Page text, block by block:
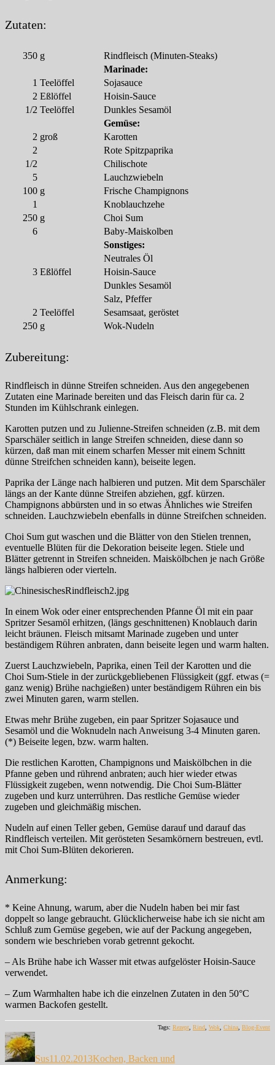
Zutaten:
350 g
Rindfleisch (Minuten-Steaks)
Marinade:
1 Teelöffel
Sojasauce
2 Eßlöffel
Hoisin-Sauce
1/2 Teelöffel
Dunkles Sesamöl
Gemüse:
2 groß
Karotten
2
Rote Spitzpaprika
1/2
Chilischote
5
Lauchzwiebeln
100 g
Frische Champignons
1
Knoblauchzehe
250 g
Choi Sum
6
Baby-Maiskolben
Sonstiges:
Neutrales Öl
3 Eßlöffel
Hoisin-Sauce
Dunkles Sesamöl
Salz, Pfeffer
2 Teelöffel
Sesamsaat, geröstet
250 g Wok-Nudeln
Zubereitung:
Rindfleisch in dünne Streifen schneiden. Aus den angegebenen
Zutaten eine Marinade bereiten und das Fleisch darin für ca. 2
Stunden im Kühlschrank einlegen.
Karotten putzen und zu Julienne-Streifen schneiden (z.B. mit dem
Sparschäler seitlich in lange Streifen schneiden, diese dann so
kürzen, daß man mit einem scharfen Messer mit einem Schnitt
dünne Streifchen schneiden kann), beiseite legen.
Paprika der Länge nach halbieren und putzen. Mit dem Sparschäler
längs an der Kante dünne Streifen abziehen, ggf. kürzen.
Champignons abbürsten und in so etwas Ähnliches wie Streifen
schneiden. Lauchzwiebeln ebenfalls in dünne Streifchen schneiden.
Choi Sum gut waschen und die Blätter von den Stielen trennen,
eventuelle Blüten für die Dekoration beiseite legen. Stiele und
Blätter getrennt in Streifen schneiden. Maiskölbchen je nach Größe
längs halbieren oder vierteln.
In einem Wok oder einer entsprechenden Pfanne Öl mit ein paar
Spritzer Sesamöl erhitzen, (längs geschnittenen) Knoblauch darin
leicht bräunen. Fleisch mitsamt Marinade zugeben und unter
beständigem Rühren anbraten, dann beiseite legen und warm halten.
Zuerst Lauchzwiebeln, Paprika, einen Teil der Karotten und die
Choi Sum-Stiele in der zurückgebliebenen Flüssigkeit (ggf. etwas (=
ganz wenig) Brühe nachgießen) unter beständigem Rühren ein bis
zwei Minuten garen, warm stellen.
Etwas mehr Brühe zugeben, ein paar Spritzer Sojasauce und
Sesamöl und die Woknudeln nach Anweisung 3-4 Minuten garen.
(*) Beiseite legen, bzw. warm halten.
Die restlichen Karotten, Champignons und Maiskölbchen in die
Pfanne geben und rührend anbraten; auch hier wieder etwas
Flüssigkeit zugeben, wenn notwendig. Die Choi Sum-Blätter
zugeben und kurz unterrühren. Das restliche Gemüse wieder
zugeben und gleichmäßig mischen.
Nudeln auf einen Teller geben, Gemüse darauf und darauf das
Rindfleisch verteilen. Mit gerösteten Sesamkörnern bestreuen, evtl.
mit Choi Sum-Blüten dekorieren.
Anmerkung:
* Keine Ahnung, warum, aber die Nudeln haben bei mir fast
doppelt so lange gebraucht. Glücklicherweise habe ich sie nicht am
Schluß zum Gemüse gegeben, wie auf der Packung angegeben,
sondern wie beschrieben vorab getrennt gekocht.
– Als Brühe habe ich Wasser mit etwas aufgelöster Hoisin-Sauce
verwendet.
– Zum Warmhalten habe ich die einzelnen Zutaten in den 50°C
warmen Backofen gestellt.
Tags: Rezept, Rind, Wok, China, Blog-Event
Autor
Sus11.02.2013Kochen, Backen und